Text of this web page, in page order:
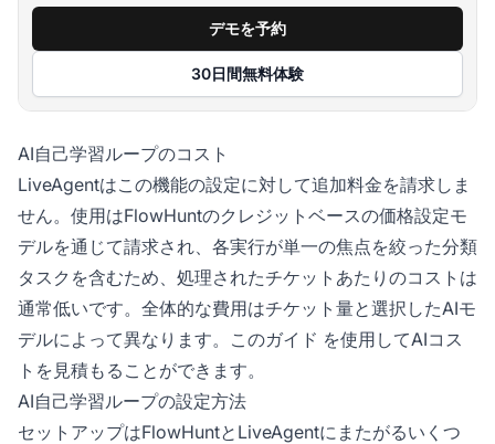
デモを予約
30日間無料体験
AI自己学習ループのコスト
LiveAgentはこの機能の設定に対して追加料金を請求しま
せん。使用はFlowHuntのクレジットベースの価格設定モ
デルを通じて請求され、各実行が単一の焦点を絞った分類
タスクを含むため、処理されたチケットあたりのコストは
通常低いです。全体的な費用はチケット量と選択したAIモ
デルによって異なります。 このガイド を使用してAIコス
トを見積もることができます。
AI自己学習ループの設定方法
セットアップはFlowHuntとLiveAgentにまたがるいくつ